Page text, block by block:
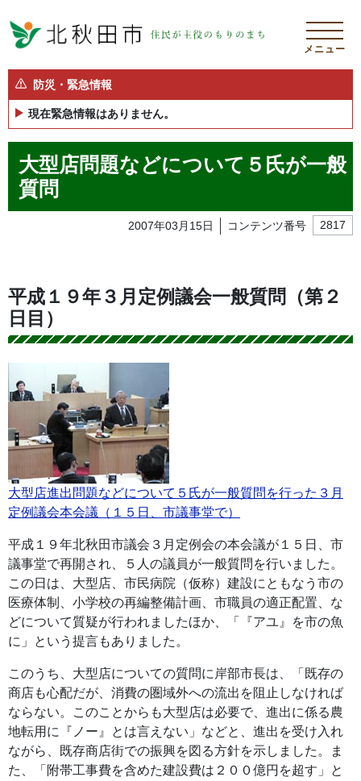
メニュー
防災・緊急情報
現在緊急情報はありません。
大型店問題などについて５氏が一般
質問
2007年03月15日 コンテンツ番号 2817
平成１９年３月定例議会一般質問（第２
日目）
大型店進出問題などについて５氏が一般質問を行った３月
定例議会本会議（１５日、市議事堂で）
平成１９年北秋田市議会３月定例会の本会議が１５日、市
議事堂で再開され、５人の議員が一般質問を行いました。
この日は、大型店、市民病院（仮称）建設にともなう市の
医療体制、小学校の再編整備計画、市職員の適正配置、な
どについて質疑が行われましたほか、「『アユ』を市の魚
に」という提言もありました。
このうち、大型店についての質問に岸部市長は、「既存の
商店も心配だが、消費の圏域外への流出を阻止しなければ
ならない。このことからも大型店は必要で、進出に係る農
地転用に『ノー』とは言えない」などと、進出を受け入れ
ながら、既存商店街での振興を図る方針を示しました。ま
た、「附帯工事費を含めた建設費は２００億円を超す」と